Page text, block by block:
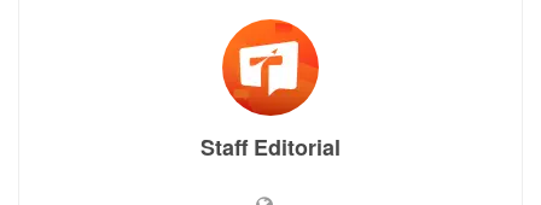
Staff Editorial